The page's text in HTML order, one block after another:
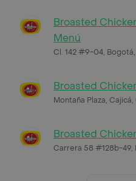
Broasted
Menú
Cl. 142 #9-04,
Broasted
Montaña Plaza,
Broasted
Carrera 58 #128b-49,